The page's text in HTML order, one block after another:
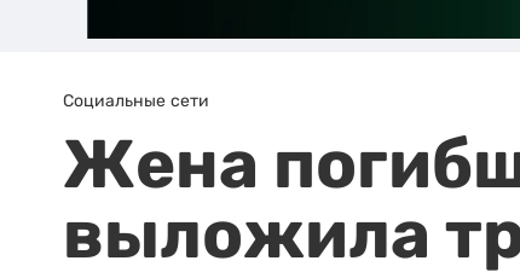
Социальные сети
Жена
выложила